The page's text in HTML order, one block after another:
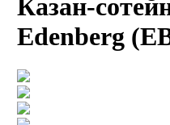
Казан-
Edenberg